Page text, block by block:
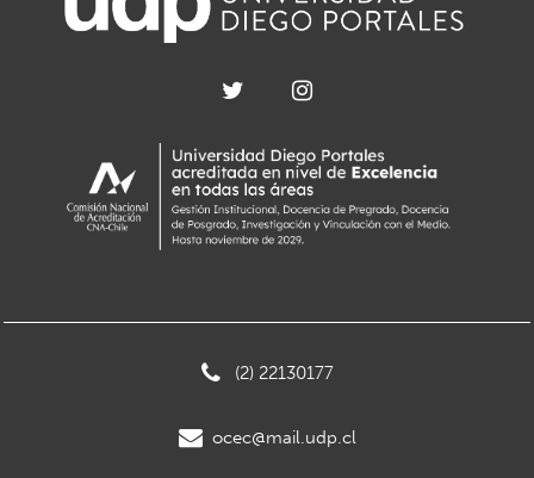
(2) 22130177
ocec@mail.udp.cl